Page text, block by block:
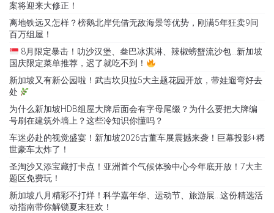
案将迎来大修正！
离地铁远又怎样？榜鹅北岸凭借无敌海景等优势，刚满5年狂卖9间
百万组屋！
8月限定暴击！叻沙汉堡、叁巴冰淇淋、辣椒螃蟹流沙包…新加坡
国庆限定菜单推荐，迟了就吃不到！
新加坡又有新公园啦！武吉坎贝拉5大主题花园开放，带娃遛弯好去
处
为什么新加坡HDB组屋大牌后面会有字母尾缀？为什么要把大牌编
号刷在建筑外墙上？这些冷知识你懂吗？
车迷必赴的视觉盛宴！新加坡2026古董车展震撼来袭！巨幕投影+稀
世豪车太炸了！
圣淘沙又添宝藏打卡点！亚洲首个气候体验中心今年底开放！7大主
题区免费玩！
新加坡八月精彩不打烊！科学嘉年华、运动节、旅游展…这份精选活
动指南带你解锁夏末狂欢！